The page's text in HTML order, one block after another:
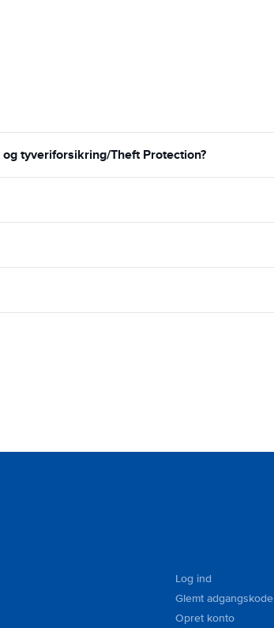
tyveriforsikring/Theft Protection?
Log ind
Glemt adgangskode
Opret konto